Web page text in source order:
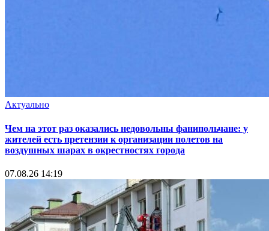
Актуально
Чем на этот раз оказались недовольны фанипольчане: у
жителей есть претензии к организации полетов на
воздушных шарах в окрестностях города
07.08.26 14:19